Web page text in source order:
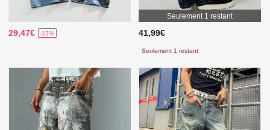
29,47€ -12%
Seulement 1 restant
41,99€
Seulement 1 restant